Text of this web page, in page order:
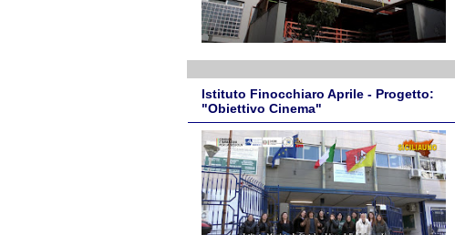
Istituto Finocchiaro Aprile - Progetto:
"Obiettivo Cinema"